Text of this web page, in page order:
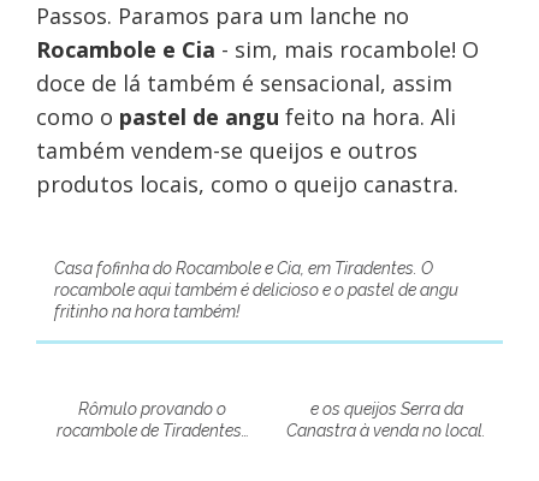
Passos. Paramos para um lanche no
Rocambole e Cia - sim, mais rocambole! O
doce de lá também é sensacional, assim
como o pastel de angu feito na hora. Ali
também vendem-se queijos e outros
produtos locais, como o queijo canastra.
Casa fofinha do Rocambole e Cia, em Tiradentes. O
rocambole aqui também é delicioso e o pastel de angu
fritinho na hora também!
Rômulo provando o
rocambole de Tiradentes…
e os queijos Serra da
Canastra à venda no local.